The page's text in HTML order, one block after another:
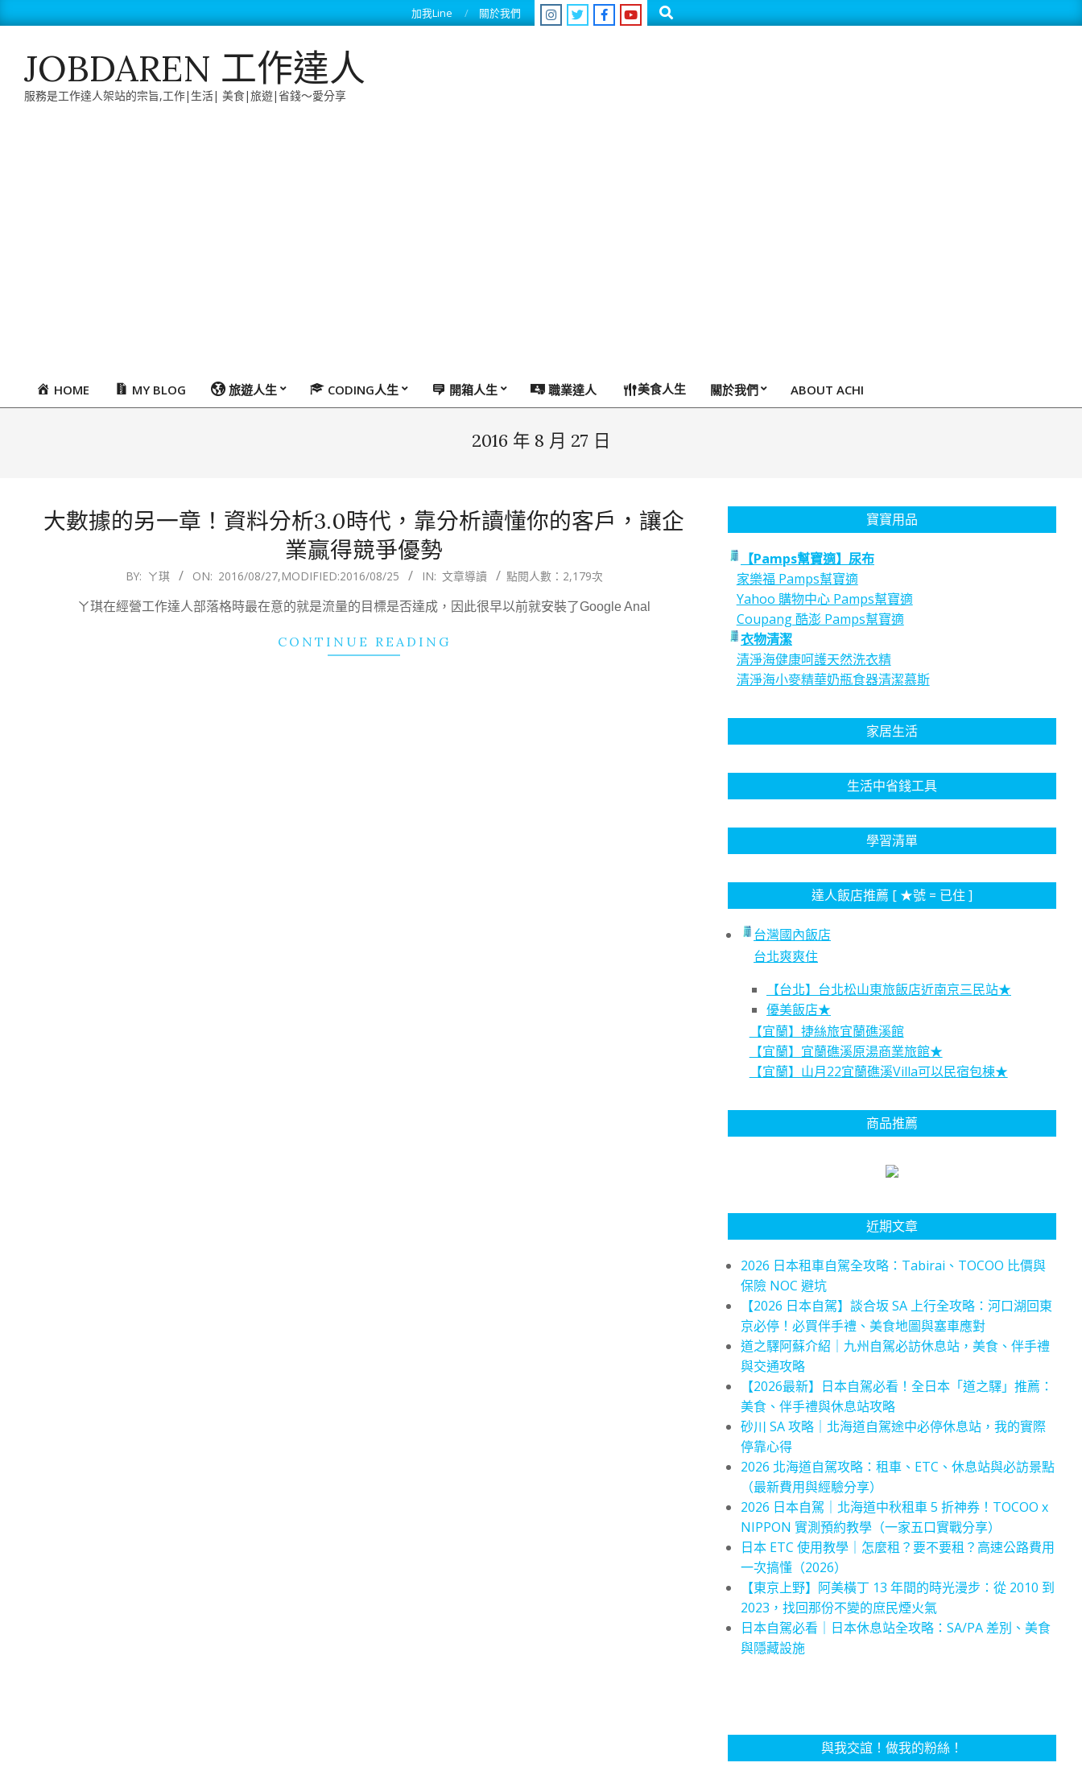
to
加我Line 關於我們 Search
JOBDAREN 工作達人
服務是工作達人架站的宗旨,工作|生活| 美食|旅遊|省錢～愛分享
PrimaryHOME MY BLOG 旅遊人生 CODING人生 開箱人生 職業達人 美食人生 關於我們 ABOUT ACHI
2016 年 8 月 27 日
大數據的另一章！資料分析3.0時代，靠分析讀懂你的客戶，讓企
業贏得競爭優勢
BY: ㄚ琪 ON: 2016/08/27,MODIFIED:2016/08/25 IN: 文章導讀 點閱人數：2,179次
ㄚ琪在經營工作達人部落格時最在意的就是流量的目標是否達成，因此很早以前就安裝了Google Anal
CONTINUE READING
寶寶用品
【Pamps幫寶適】尿布
家樂福 Pamps幫寶適
Yahoo 購物中心 Pamps幫寶適
Coupang 酷澎 Pamps幫寶適
衣物清潔
清淨海健康呵護天然洗衣精
清淨海小麥精華奶瓶食器清潔慕斯
家居生活
生活中省錢工具
學習清單
達人飯店推薦 [ ★號 = 已住 ]
台灣國內飯店
台北爽爽住
【台北】台北松山東旅飯店近南京三民站★
優美飯店★
【宜蘭】捷絲旅宜蘭礁溪館
【宜蘭】宜蘭礁溪原湯商業旅館★
【宜蘭】山月22宜蘭礁溪Villa可以民宿包棟★
商品推薦
近期文章
2026 日本租車自駕全攻略：Tabirai、TOCOO 比價與
保險 NOC 避坑
【2026 日本自駕】談合坂 SA 上行全攻略：河口湖回東
京必停！必買伴手禮、美食地圖與塞車應對
道之驛阿蘇介紹｜九州自駕必訪休息站，美食、伴手禮
與交通攻略
【2026最新】日本自駕必看！全日本「道之驛」推薦：
美食、伴手禮與休息站攻略
砂川 SA 攻略｜北海道自駕途中必停休息站，我的實際
停靠心得
2026 北海道自駕攻略：租車、ETC、休息站與必訪景點
（最新費用與經驗分享）
2026 日本自駕｜北海道中秋租車 5 折神券！TOCOO x
NIPPON 實測預約教學（一家五口實戰分享）
日本 ETC 使用教學｜怎麼租？要不要租？高速公路費用
一次搞懂（2026）
【東京上野】阿美橫丁 13 年間的時光漫步：從 2010 到
2023，找回那份不變的庶民煙火氣
日本自駕必看｜日本休息站全攻略：SA/PA 差別、美食
與隱藏設施
與我交誼！做我的粉絲！